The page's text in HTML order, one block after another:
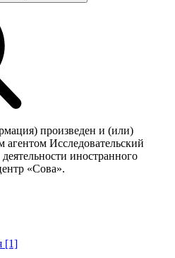
произведен и (или)
агентом Исследовательский
иностранного
«Сова».
[1]